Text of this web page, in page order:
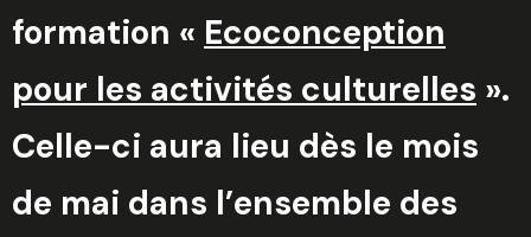
formation « Ecoconception
pour les activités culturelles ».
Celle-ci aura lieu dès le mois
de mai dans l’ensemble des